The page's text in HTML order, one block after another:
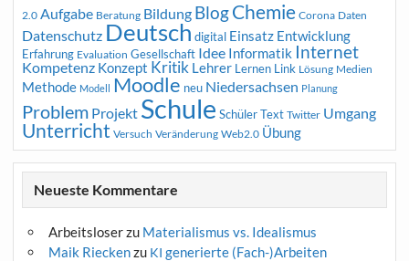
2.0 Aufgabe Beratung Bildung BlogChemie Corona Daten
Datenschutz Deutsch digital Einsatz Entwicklung
Erfahrung Evaluation Gesellschaft Idee Informatik Internet
Kompetenz Konzept Kritik Lehrer Lernen Link Lösung Medien
Methode Modell Moodle neu Niedersachsen Planung
Problem Projekt Schule Schüler Text Twitter Umgang
Unterricht Versuch Veränderung Web2.0 Übung
Neueste Kommentare
Arbeitsloserzu Materialismus vs. Idealismus
Maik Rieckenzu KI generierte (Fach-)Arbeiten